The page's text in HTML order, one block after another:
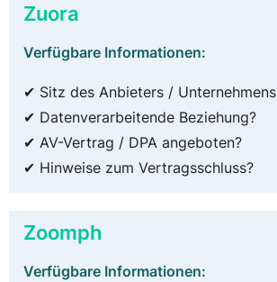
Zuora
Verfügbare Informationen:
✔ Sitz des Anbieters / Unternehmens
✔ Datenverarbeitende Beziehung?
✔ AV-Vertrag / DPA angeboten?
✔ Hinweise zum Vertragsschluss?
Zoomph
Verfügbare Informationen: